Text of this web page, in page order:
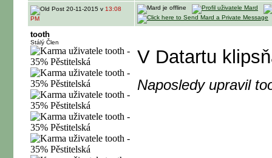
20-11-2015 v 13:08
PM
tooth
Stálý Člen
V Datartu
Naposledy upravil